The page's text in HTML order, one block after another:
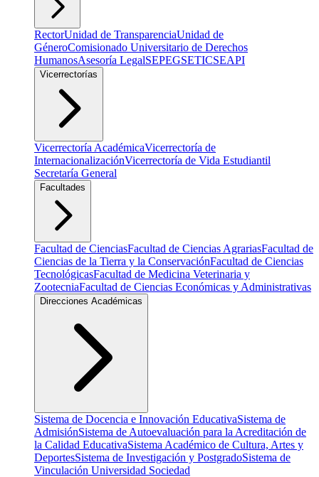
RectorUnidad de TransparenciaUnidad de
GéneroComisionado Universitario de Derechos
HumanosAsesoría LegalSEPEGSETICSEAPI
Vicerrectorías
Vicerrectoría AcadémicaVicerrectoría de
InternacionalizaciónVicerrectoría de Vida Estudiantil
Secretaría General
Facultades
Facultad de CienciasFacultad de Ciencias AgrariasFacultad de
Ciencias de la Tierra y la ConservaciónFacultad de Ciencias
TecnológicasFacultad de Medicina Veterinaria y
ZootecniaFacultad de Ciencias Económicas y Administrativas
Direcciones Académicas
Sistema de Docencia e Innovación EducativaSistema de
AdmisiónSistema de Autoevaluación para la Acreditación de
la Calidad EducativaSistema Académico de Cultura, Artes y
DeportesSistema de Investigación y PostgradoSistema de
Vinculación Universidad Sociedad